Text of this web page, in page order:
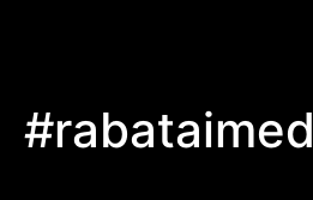
#rabataimed